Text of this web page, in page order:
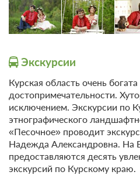
Экскурсии
Курская область очень богата
достопримечательности.
исключением. Экскурсии по
этнографического
«Песочное» проводит
Надежда Александровна. На
предоставляются десять
экскурсий по Курскому краю.